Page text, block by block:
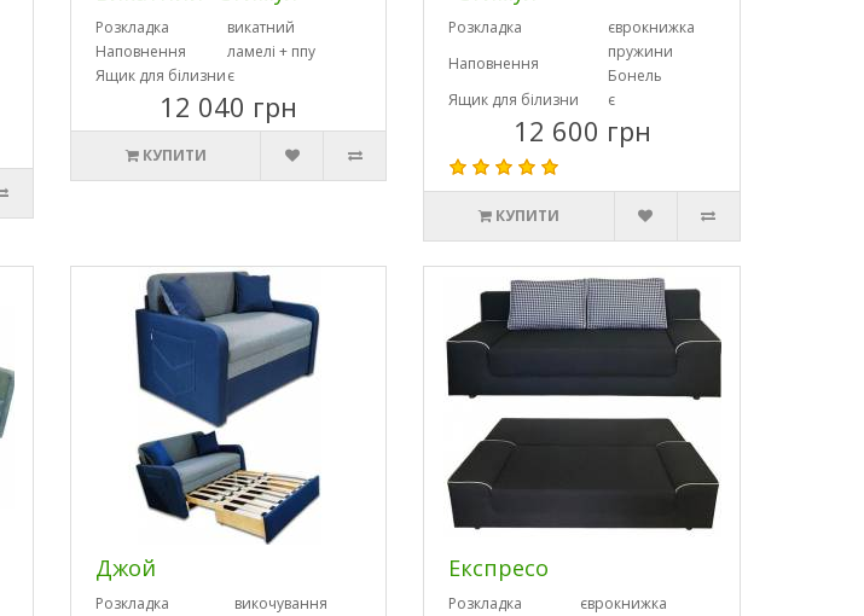
Розкладка
викатний
Наповнення
ламелі + ппу
Ящик для білизниє
12 040 грн
КУПИТИ
Розкладка
єврокнижка
Наповнення
пружини
Бонель
Ящик для білизни
є
12 600 грн
КУПИТИ
Джой
Розкладка
викочування
Експресо
Розкладка
єврокнижка